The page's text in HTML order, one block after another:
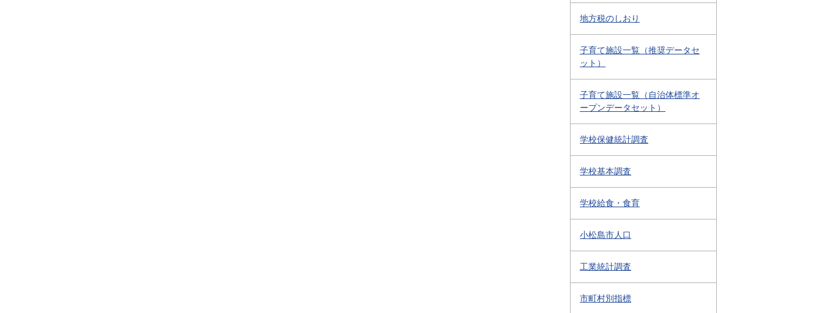
地方税のしおり
子育て施設一覧（推奨データセ
ット）
子育て施設一覧（自治体標準オ
ープンデータセット）
学校保健統計調査
学校基本調査
学校給食・食育
小松島市人口
工業統計調査
市町村別指標